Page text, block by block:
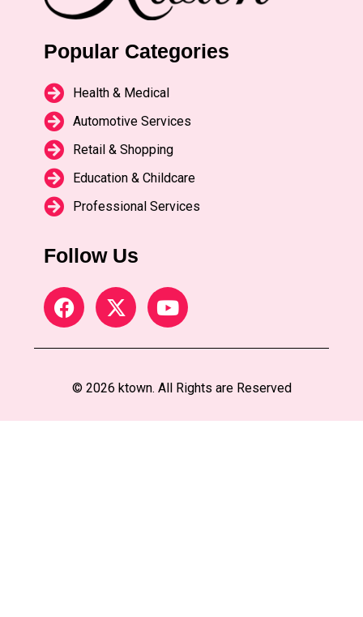
Popular Categories
Health & Medical
Automotive Services
Retail & Shopping
Education & Childcare
Professional Services
Follow Us
© 2026 ktown. All Rights are Reserved